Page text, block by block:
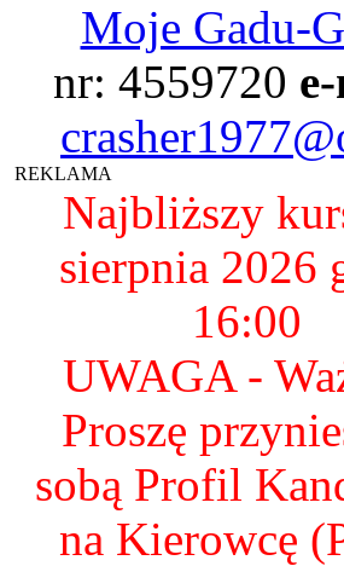
Moje Gadu-
nr: 4559720
REKLAMA
Najbliższy
sierpnia 2026
16:00
UWAGA -
Proszę
sobą Profil
na Kierowcę